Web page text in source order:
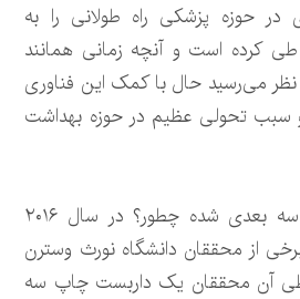
حوزه پزشکی راه طولانی را به
کرده است و آنچه زمانی همانند
می‌رسید حال با کمک این فناوری
سبب تحولی عظیم در حوزه بهداشت
اما استخوان‌های چاپ سه بعدی شده چطور؟ در سال ۲۰۱۶
از محققان دانشگاه نورث وسترن
طی آن محققان یک داربست چاپ سه